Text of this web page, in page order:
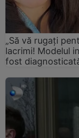
„Să vă rugați
lacrimi! Modelul
fost